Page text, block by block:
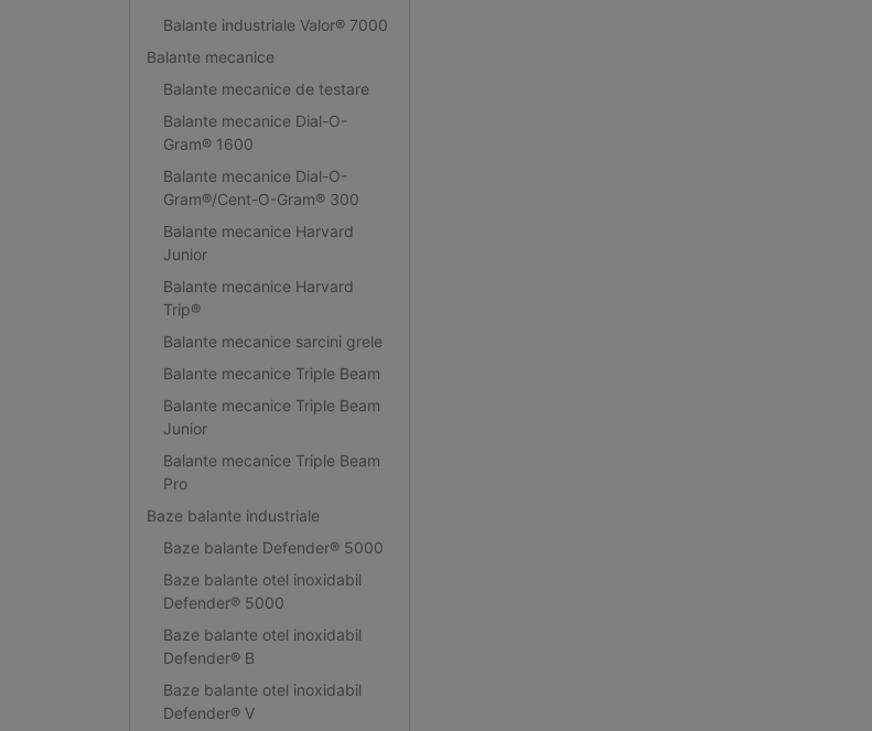
Balante industriale Valor® 7000
Balante mecanice
Balante mecanice de testare
Balante mecanice Dial-O-
Gram® 1600
Balante mecanice Dial-O-
Gram®/Cent-O-Gram® 300
Balante mecanice Harvard
Junior
Balante mecanice Harvard
Trip®
Balante mecanice sarcini grele
Balante mecanice Triple Beam
Balante mecanice Triple Beam
Junior
Balante mecanice Triple Beam
Pro
Baze balante industriale
Baze balante Defender® 5000
Baze balante otel inoxidabil
Defender® 5000
Baze balante otel inoxidabil
Defender® B
Baze balante otel inoxidabil
Defender® V